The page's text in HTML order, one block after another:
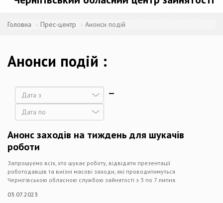
Головна Прес-центр Анонси подій
Анонси подій
Дата
Анонс заходів на тиждень для шукачів
роботи
Запрошуємо всіх, хто шукає роботу, відвідати презентації
роботодавців та виїзні масові заходи, які проводитимуться
Чернігівською обласною службою зайнятості з 3 по 7 липня.
03.07.2023